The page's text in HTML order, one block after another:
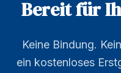
Bereit für
Keine Bindung.
ein kostenloses